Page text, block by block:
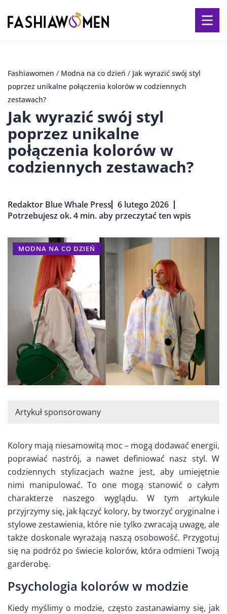
Fashiawomen / Modna na co dzień / Jak wyrazić swój styl
poprzez unikalne połączenia kolorów w codziennych
zestawach?
Jak wyrazić swój styl
poprzez unikalne
połączenia kolorów w
codziennych zestawach?
Redaktor Blue Whale Press 6 lutego 2026
Potrzebujesz ok. 4 min. aby przeczytać ten wpis
MODNA NA CO DZIEŃ
Artykuł sponsorowany
Kolory mają niesamowitą moc – mogą dodawać energii,
poprawiać nastrój, a nawet definiować nasz styl. W
codziennych stylizacjach ważne jest, aby umiejętnie
nimi manipulować. To one mogą stanowić o całym
charakterze naszego wyglądu. W tym artykule
przyjrzymy się, jak łączyć kolory, by tworzyć oryginalne i
stylowe zestawienia, które nie tylko zwracają uwagę, ale
także doskonale wyrażają naszą osobowość. Przygotuj
się na podróż po świecie kolorów, która odmieni Twoją
garderobę.
Psychologia kolorów w modzie
Kiedy myślimy o modzie, często zastanawiamy się, jak